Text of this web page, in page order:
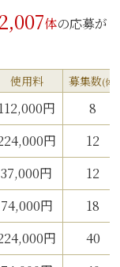
2,007体の応募が
使用料 募集数(体)
円
8
円
12
37,000円
12
74,000円
18
円
40